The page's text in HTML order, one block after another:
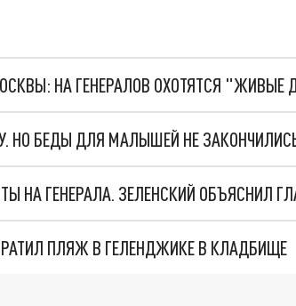
НА ГЕНЕРАЛОВ ОХОТЯТСЯ "ЖИВЫЕ
НО БЕДЫ ДЛЯ МАЛЫШЕЙ НЕ
ПЛЯЖ В ГЕЛЕНДЖИКЕ В КЛАДБИЩЕ